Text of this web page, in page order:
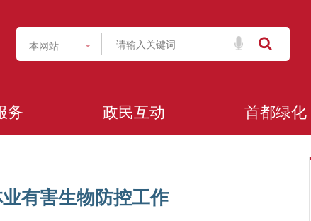
本网站
务 政民互动 首都绿化
有害生物防控工作